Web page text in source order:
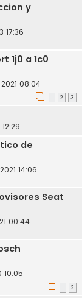
y
17:36
1j0 a 1c0
08:04
1 2 3
de
14:06
Seat
00:44
10:05
1 2